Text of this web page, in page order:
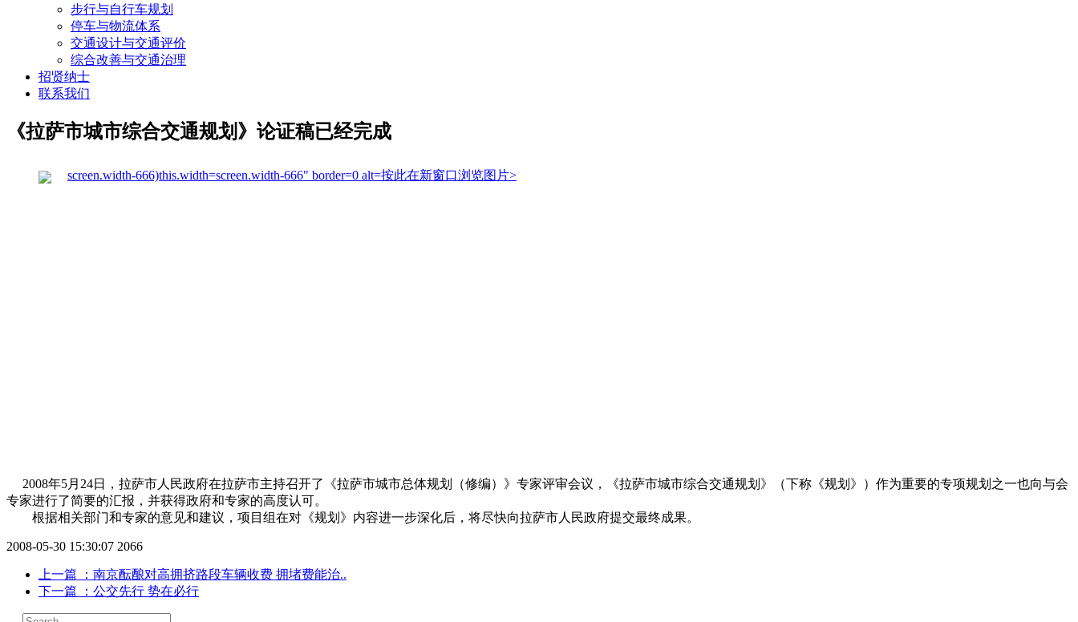
步行与自行车规划
停车与物流体系
交通设计与交通评价
综合改善与交通治理
招贤纳士
联系我们
《拉萨市城市综合交通规划》论证稿已经完成
screen.width-666)this.width=screen.width-666" border=0 alt=按此在新窗口浏览图片>
2008年5月24日，拉萨市人民政府在拉萨市主持召开了《拉萨市城市总体规划（修编）》专家评审会议，《拉萨市城市综合交通规划》（下称《规划》）作为重要的专项规划之一也向与会
专家进行了简要的汇报，并获得政府和专家的高度认可。
根据相关部门和专家的意见和建议，项目组在对《规划》内容进一步深化后，将尽快向拉萨市人民政府提交最终成果。
2008-05-30 15:30:07 2066
上一篇
：南京酝酿对高拥挤路段车辆收费 拥堵费能治..
下一篇
：公交先行 势在必行